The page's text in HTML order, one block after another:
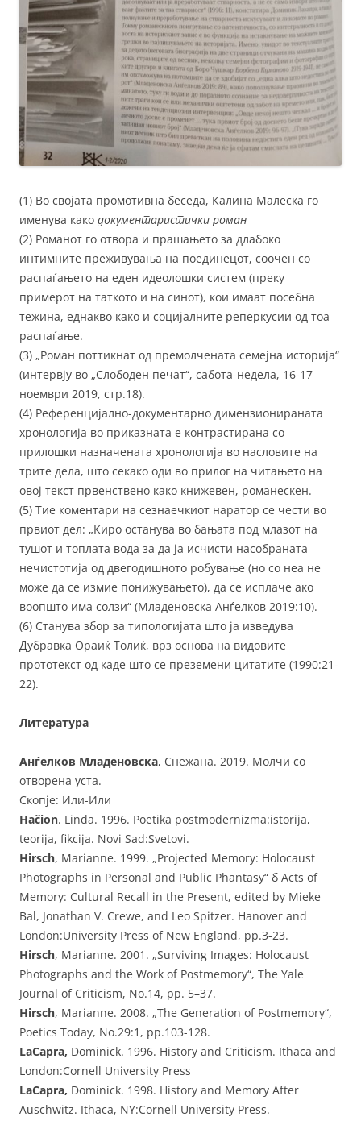
(1) Во својата промотивна беседа, Калина Малеска го
именува како документаристички роман
(2) Романот го отвора и прашањето за длабоко
интимните преживувања на поединецот, соочен со
распаѓањето на еден идеолошки систем (преку
примерот на таткото и на синот), кои имаат посебна
тежина, еднакво како и социјалните реперкусии од тоа
распаѓање.
(3) „Роман поттикнат од премолчената семејна историја“
(интервју во „Слободен печат“, сабота-недела, 16-17
ноември 2019, стр.18).
(4) Референцијално-документарно димензионираната
хронологија во приказната е контрастирана со
прилошки назначената хронологија во насловите на
трите дела, што секако оди во прилог на читањето на
овој текст првенствено како книжевен, романескен.
(5) Тие коментари на сезнаечкиот наратор се чести во
првиот дел: „Киро останува во бањата под млазот на
тушот и топлата вода за да ја исчисти насобраната
нечистотија од двегодишното робување (но со неа не
може да се измие понижувањето), да се исплаче ако
воопшто има солзи“ (Младеновска Анѓелков 2019:10).
(6) Станува збор за типологијата што ја изведува
Дубравка Ораиќ Толиќ, врз основа на видовите
прототекст од каде што се преземени цитатите (1990:21-
22).
Литература
Анѓелков Младеновска, Снежана. 2019. Молчи со
отворена уста.
Скопје: Или-Или
Hačion. Linda. 1996. Poetika postmodernizma:istorija,
teorija, fikcija. Novi Sad:Svetovi.
Hirsch, Marianne. 1999. „Projected Memory: Holocaust
Photographs in Personal and Public Phantasy“ б Acts of
Memory: Cultural Recall in the Present, edited by Mieke
Bal, Jonathan V. Crewe, and Leo Spitzer. Hanover and
London:University Press of New England, pp.3-23.
Hirsch, Marianne. 2001. „Surviving Images: Holocaust
Photographs and the Work of Postmemory“, The Yale
Journal of Criticism, No.14, pp. 5–37.
Hirsch, Marianne. 2008. „The Generation of Postmemory“,
Poetics Today, No.29:1, pp.103-128.
LaCapra, Dominick. 1996. History and Criticism. Ithaca and
London:Cornell University Press
LaCapra, Dominick. 1998. History and Memory After
Auschwitz. Ithaca, NY:Cornell University Press.